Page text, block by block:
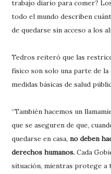
trabajo diario para comer?
todo el mundo describen
de quedarse sin acceso a los
Tedros reiteró que las
físico son solo una parte de la
medidas básicas de salud
“También hacemos un
que se aseguren de que,
quedarse en casa, no deben
derechos humanos. Cada
situación, mientras protege a